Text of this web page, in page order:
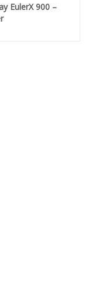
EulerX 900 –